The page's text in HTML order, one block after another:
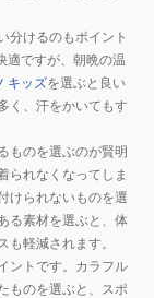
分けるのもポイント
適ですが、朝晩の温
キッズを選ぶと良い
く、汗をかいてもす
ものを選ぶのが賢明
られなくなってしま
けられないものを選
る素材を選ぶと、体
軽減されます。
ントです。カラフル
ものを選ぶと、スポ